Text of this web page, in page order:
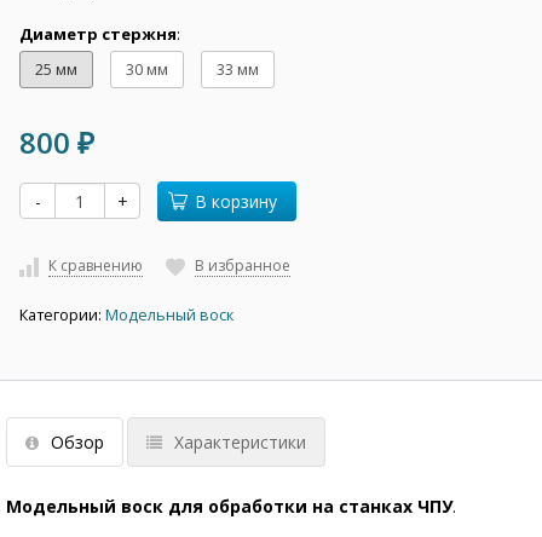
Диаметр стержня:
25 мм
30 мм 33 мм
800 ₽
- + В корзину
К сравнению В избранное
Категории: Модельный воск
Обзор Характеристики
Модельный воск для обработки на станках ЧПУ.